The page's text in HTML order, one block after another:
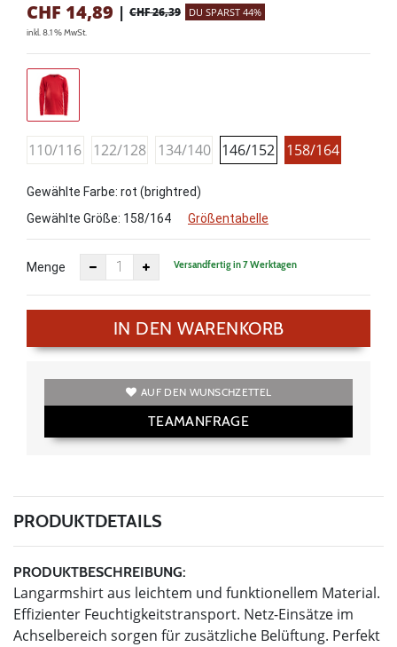
CHF 14,89 | CHF 26,39 DU SPARST 44%
inkl. 8.1 % MwSt.
110/116 122/128 134/140 146/152 158/164
Gewählte Farbe: rot (brightred)
Gewählte Größe: 158/164 Größentabelle
Menge Versandfertig in 7 Werktagen
IN DEN WARENKORB
AUF DEN WUNSCHZETTEL
TEAMANFRAGE
PRODUKTDETAILS
PRODUKTBESCHREIBUNG:
Langarmshirt aus leichtem und funktionellem Material.
Effizienter Feuchtigkeitstransport. Netz-Einsätze im
Achselbereich sorgen für zusätzliche Belüftung. Perfekt